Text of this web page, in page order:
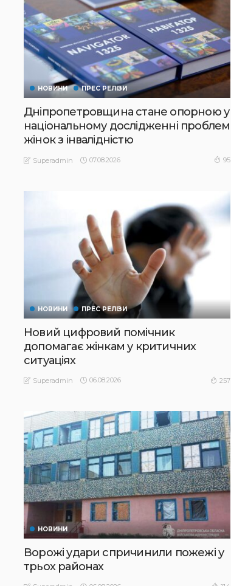
НОВИНИ ПРЕС РЕЛІЗИ
Дніпропетровщина стане опорною у
національному дослідженні проблем
жінок з інвалідністю
Superadmin 07.08.2026 95
НОВИНИ ПРЕС РЕЛІЗИ
Новий цифровий помічник
допомагає жінкам у критичних
ситуаціях
Superadmin 06.08.2026 257
НОВИНИ
Ворожі удари спричинили пожежі у
трьох районах